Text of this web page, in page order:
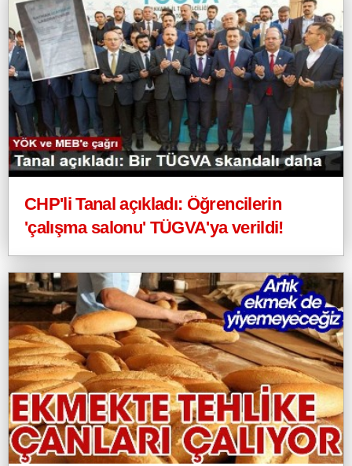
CHP'li Tanal açıkladı: Öğrencilerin
'çalışma salonu' TÜGVA'ya verildi!